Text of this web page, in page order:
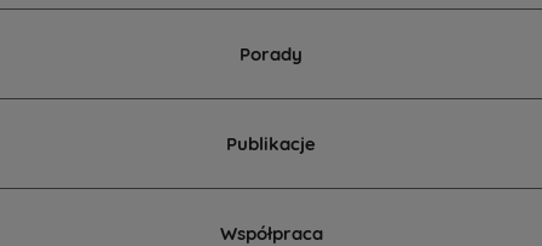
Porady
Publikacje
Współpraca